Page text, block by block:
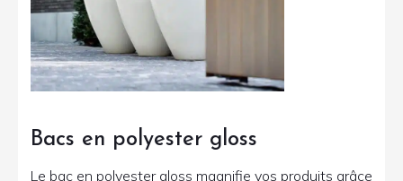
Bacs en polyester gloss
Le bac en polyester gloss magnifie vos produits grâce